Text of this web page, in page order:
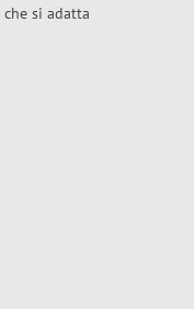
che si adatta